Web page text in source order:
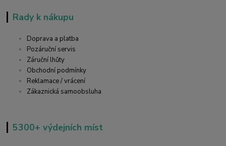
Rady k nákupu
Doprava a platba
Pozáruční servis
Záruční lhůty
Obchodní podmínky
Reklamace / vrácení
Zákaznická samoobsluha
5300+ výdejních míst